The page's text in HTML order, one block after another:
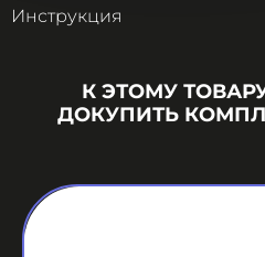
Инструкция
К ЭТОМУ
ДОКУПИТЬ